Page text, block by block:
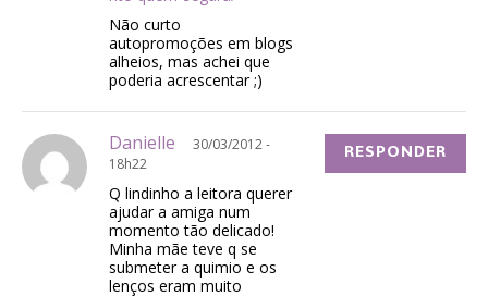
Não curto
autopromoções em blogs
alheios, mas achei que
poderia acrescentar ;)
Danielle
30/03/2012 -
18h22
Q lindinho a leitora querer
ajudar a amiga num
momento tão delicado!
Minha mãe teve q se
submeter a quimio e os
lenços eram muito
RESPONDER